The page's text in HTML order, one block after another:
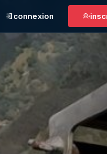
connexion